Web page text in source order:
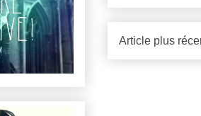
Article plus